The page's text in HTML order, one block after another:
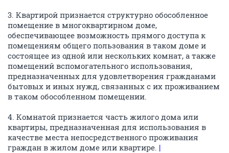
3. Квартирой признается структурно обособленное
помещение в многоквартирном доме,
обеспечивающее возможность прямого доступа к
помещениям общего пользования в таком доме и
состоящее из одной или нескольких комнат, а также
помещений вспомогательного использования,
предназначенных для удовлетворения гражданами
бытовых и иных нужд, связанных с их проживанием
в таком обособленном помещении.
4. Комнатой признается часть жилого дома или
квартиры, предназначенная для использования в
качестве места непосредственного проживания
граждан в жилом доме или квартире. |